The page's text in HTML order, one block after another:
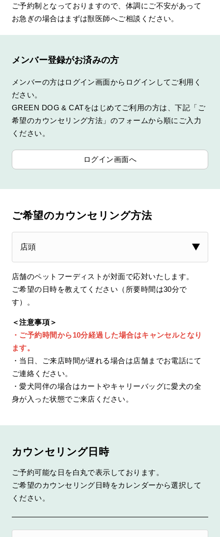
ご予約制となっておりますので、体調にご不安があって
お急ぎの場合はまずは獣医師へご相談ください。
メンバー登録がお済みの方
メンバーの方はログイン画面からログインしてご利用く
ださい。
GREEN DOG & CATをはじめてご利用の方は、下記「ご
希望のカウンセリング方法」のフォームから順にご入力
ください。
ログイン画面へ
ご希望のカウンセリング方法
店舗のペットフーディストが対面で応対いたします。
ご希望の日時を教えてください（所要時間は30分で
す）。
＜注意事項＞
・ご予約時間から10分経過した場合はキャンセルとなり
ます。
・当日、ご来店時間が遅れる場合は店舗までお電話にて
ご連絡ください。
・愛犬同伴の場合はカートやキャリーバッグに愛犬の全
身が入った状態でご来店ください。
カウンセリング日時
ご予約可能な日を白丸で表示しております。
ご希望のカウンセリング日時をカレンダーから選択して
ください。